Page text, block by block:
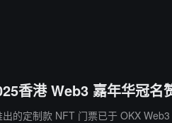
香港 Web3 嘉年华冠名
的定制款 NFT 门票已于 OKX Web3